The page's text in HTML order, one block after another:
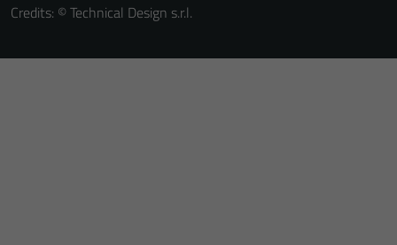
Credits: ©Technical Design s.r.l.